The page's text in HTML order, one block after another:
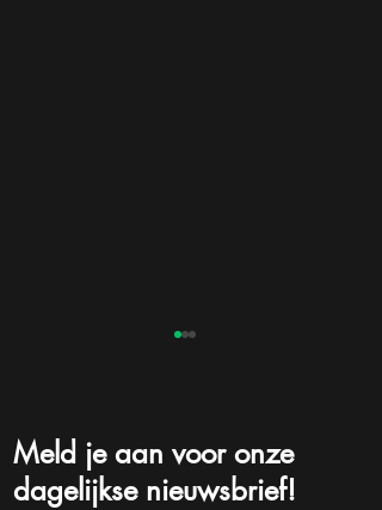
Meld je aan voor onze
dagelijkse nieuwsbrief!